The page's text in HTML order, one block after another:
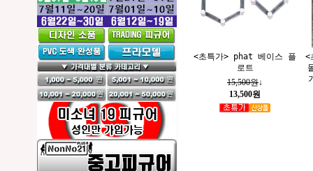
<초특가> phat 베이스 플
로트
15,500원↓
13,500원
<